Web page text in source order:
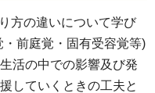
方の違いについて学び
前庭覚・固有受容覚等)
活の中での影響及び発
していくときの工夫と